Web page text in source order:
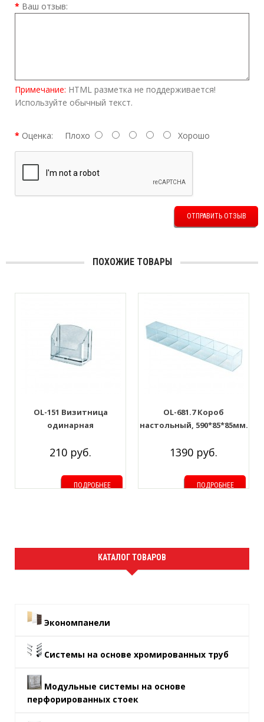
Ваш отзыв:
Примечание: HTML разметка не поддерживается!
Используйте обычный текст.
Оценка: Плохо Хорошо
ОТПРАВИТЬ ОТЗЫВ
ПОХОЖИЕ ТОВАРЫ
OL-151 Визитница
одинарная
210 руб.
ПОДРОБНЕЕ
OL-681.7 Короб
настольный, 590*85*85мм.
1390 руб.
ПОДРОБНЕЕ
КАТАЛОГ ТОВАРОВ
Экономпанели
Системы на основе хромированных труб
Модульные системы на основе
перфорированных стоек